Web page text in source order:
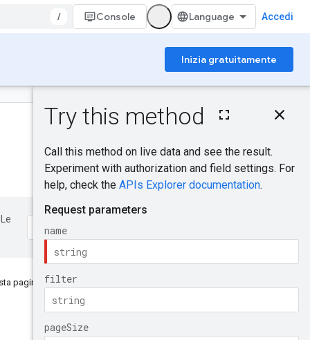
/ Console Accedi
Inizia gratuitamente
Su questa pagina
Richiesta HTTP
Parametri di query
Corpo della richiesta
Corpo della risposta
pagina è stata utile?